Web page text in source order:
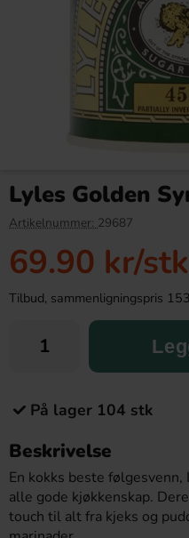
Köp
Lyles Golden
Artikelnummer: 29687
69.90 kr/stk
Tilbud, sammenligningspris
På lager 104 stk
Beskrivelse
En kokks beste
alle gode kjøkkenskap.
touch til alt fra kjeks og